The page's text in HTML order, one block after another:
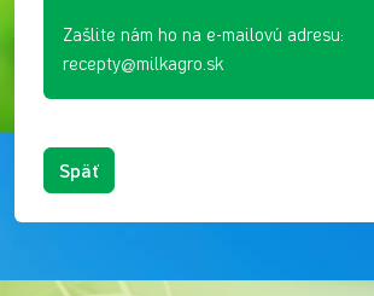
Zašlite nám ho na e-mailovú adresu:
recepty@milkagro.sk
Späť